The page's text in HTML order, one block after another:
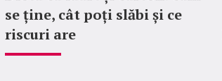
se ține, cât poți slăbi și ce
riscuri are